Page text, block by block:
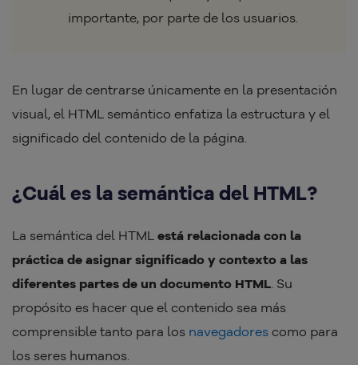
importante, por parte de los usuarios.
En lugar de centrarse únicamente en la presentación
visual, el HTML semántico enfatiza la estructura y el
significado del contenido de la página.
¿Cuál es la semántica del HTML?
La semántica del HTML está relacionada con la
práctica de asignar significado y contexto a las
diferentes partes de un documento HTML. Su
propósito es hacer que el contenido sea más
comprensible tanto para los navegadores como para
los seres humanos.